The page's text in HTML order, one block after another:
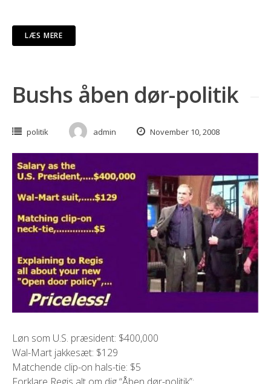
LÆS MERE
Bushs åben dør-politik
politik admin November 10, 2008
Løn som U.S. præsident: $400,000
Wal-Mart jakkesæt: $129
Matchende clip-on hals-tie: $5